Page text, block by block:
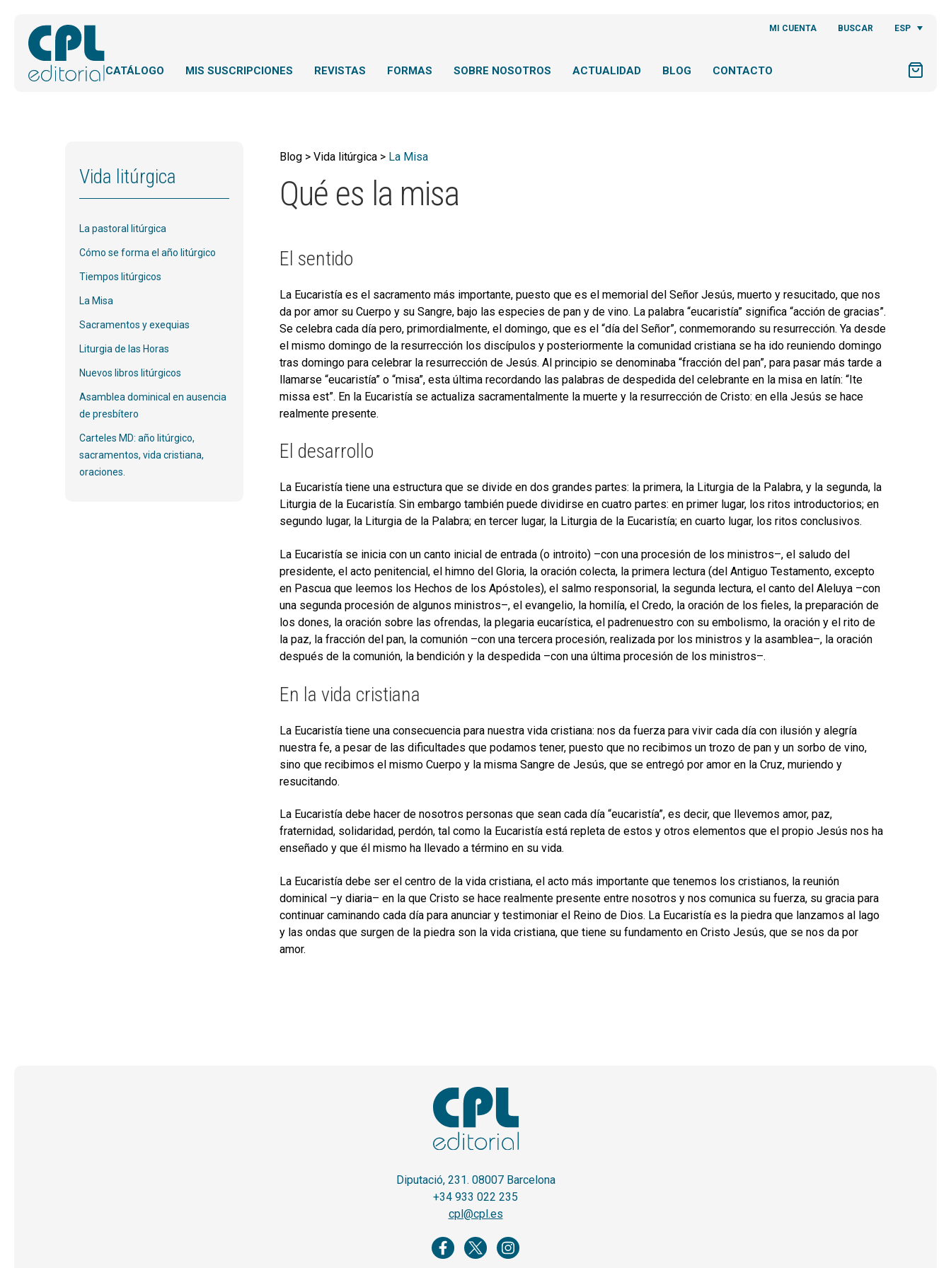
MI CUENTA BUSCAR ESP
CATÁLOGO MIS SUSCRIPCIONES REVISTAS FORMAS SOBRE NOSOTROS ACTUALIDAD BLOG CONTACTO
Vida litúrgica
La pastoral litúrgica
Cómo se forma el año litúrgico
Tiempos litúrgicos
La Misa
Sacramentos y exequias
Liturgia de las Horas
Nuevos libros litúrgicos
Asamblea dominical en ausencia
de presbítero
Carteles MD: año litúrgico,
sacramentos, vida cristiana,
oraciones.
Blog > Vida litúrgica > La Misa
Qué es la misa
El sentido
La Eucaristía es el sacramento más importante, puesto que es el memorial del Señor Jesús, muerto y resucitado, que nos
da por amor su Cuerpo y su Sangre, bajo las especies de pan y de vino. La palabra “eucaristía” significa “acción de gracias”.
Se celebra cada día pero, primordialmente, el domingo, que es el “día del Señor”, conmemorando su resurrección. Ya desde
el mismo domingo de la resurrección los discípulos y posteriormente la comunidad cristiana se ha ido reuniendo domingo
tras domingo para celebrar la resurrección de Jesús. Al principio se denominaba “fracción del pan”, para pasar más tarde a
llamarse “eucaristía” o “misa”, esta última recordando las palabras de despedida del celebrante en la misa en latín: “Ite
missa est”. En la Eucaristía se actualiza sacramentalmente la muerte y la resurrección de Cristo: en ella Jesús se hace
realmente presente.
El desarrollo
La Eucaristía tiene una estructura que se divide en dos grandes partes: la primera, la Liturgia de la Palabra, y la segunda, la
Liturgia de la Eucaristía. Sin embargo también puede dividirse en cuatro partes: en primer lugar, los ritos introductorios; en
segundo lugar, la Liturgia de la Palabra; en tercer lugar, la Liturgia de la Eucaristía; en cuarto lugar, los ritos conclusivos.
La Eucaristía se inicia con un canto inicial de entrada (o introito) –con una procesión de los ministros–, el saludo del
presidente, el acto penitencial, el himno del Gloria, la oración colecta, la primera lectura (del Antiguo Testamento, excepto
en Pascua que leemos los Hechos de los Apóstoles), el salmo responsorial, la segunda lectura, el canto del Aleluya –con
una segunda procesión de algunos ministros–, el evangelio, la homilía, el Credo, la oración de los fieles, la preparación de
los dones, la oración sobre las ofrendas, la plegaria eucarística, el padrenuestro con su embolismo, la oración y el rito de
la paz, la fracción del pan, la comunión –con una tercera procesión, realizada por los ministros y la asamblea–, la oración
después de la comunión, la bendición y la despedida –con una última procesión de los ministros–.
En la vida cristiana
La Eucaristía tiene una consecuencia para nuestra vida cristiana: nos da fuerza para vivir cada día con ilusión y alegría
nuestra fe, a pesar de las dificultades que podamos tener, puesto que no recibimos un trozo de pan y un sorbo de vino,
sino que recibimos el mismo Cuerpo y la misma Sangre de Jesús, que se entregó por amor en la Cruz, muriendo y
resucitando.
La Eucaristía debe hacer de nosotros personas que sean cada día “eucaristía”, es decir, que llevemos amor, paz,
fraternidad, solidaridad, perdón, tal como la Eucaristía está repleta de estos y otros elementos que el propio Jesús nos ha
enseñado y que él mismo ha llevado a término en su vida.
La Eucaristía debe ser el centro de la vida cristiana, el acto más importante que tenemos los cristianos, la reunión
dominical –y diaria– en la que Cristo se hace realmente presente entre nosotros y nos comunica su fuerza, su gracia para
continuar caminando cada día para anunciar y testimoniar el Reino de Dios. La Eucaristía es la piedra que lanzamos al lago
y las ondas que surgen de la piedra son la vida cristiana, que tiene su fundamento en Cristo Jesús, que se nos da por
amor.
Diputació, 231. 08007 Barcelona
+34 933 022 235
cpl@cpl.es